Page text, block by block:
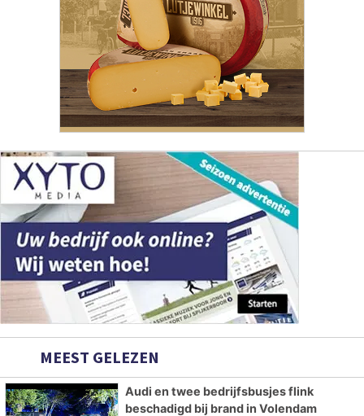
MEEST GELEZEN
Audi en twee bedrijfsbusjes flink
beschadigd bij brand in Volendam